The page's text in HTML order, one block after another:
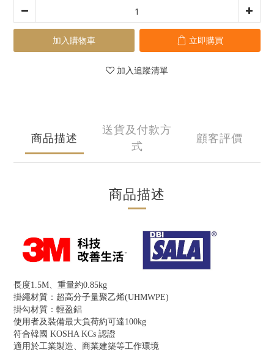
加入購物車 立即購買
加入追蹤清單
商品描述
送貨及付款方
式
顧客評價
商品描述
長度1.5M、重量約0.85kg
掛繩材質：超高分子量聚乙烯(UHMWPE)
掛勾材質：輕盈鋁
使用者及裝備最大負荷約可達100kg
符合韓國 KOSHA KCs 認證
適用於工業製造、商業建築等工作環境